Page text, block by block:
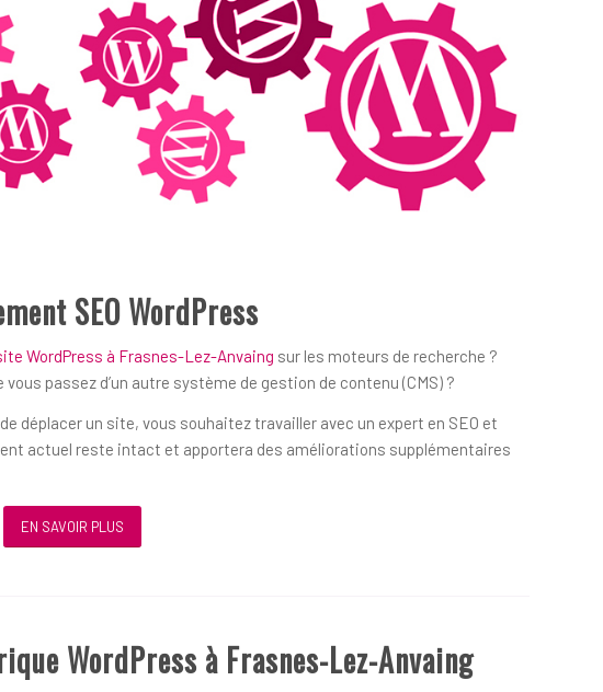
SEO WordPress
WordPress à Frasnes-Lez-Anvaing sur les moteurs de recherche ?
passez d’un autre système de gestion de contenu (CMS) ?
déplacer un site, vous souhaitez travailler avec un expert en SEO et
actuel reste intact et apportera des améliorations supplémentaires
EN SAVOIR PLUS
WordPress à Frasnes-Lez-Anvaing